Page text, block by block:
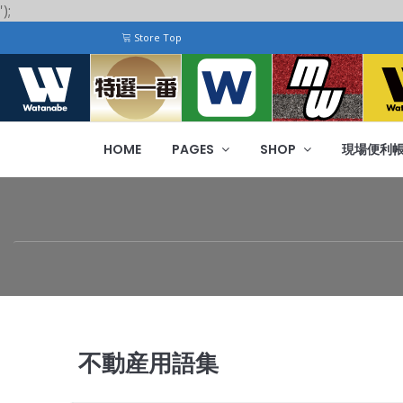
');
Store Top
HOME PAGES SHOP 現場便利
不動産用語集